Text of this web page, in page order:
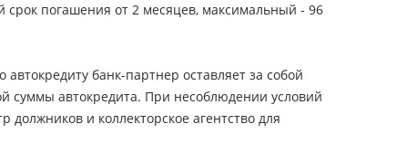
погашения от 2 месяцев, максимальный - 96
банк-партнер оставляет за собой
суммы автокредита. При несоблюдении условий
и коллекторское агентство для